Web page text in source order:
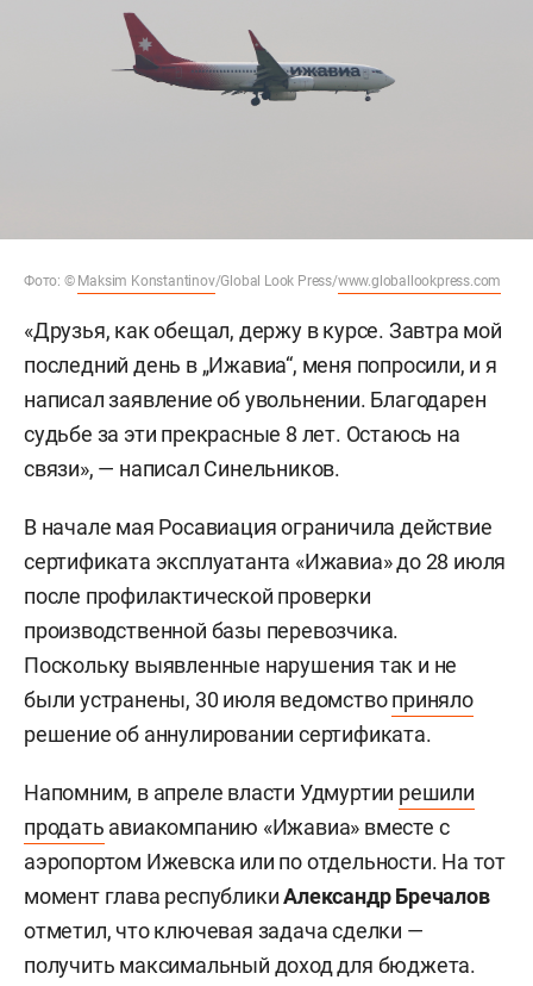
Фото: © Maksim Konstantinov/Global Look Press/www.globallookpress.com
«Друзья, как обещал, держу в курсе. Завтра мой
последний день в „Ижавиа“, меня попросили, и я
написал заявление об увольнении. Благодарен
судьбе за эти прекрасные 8 лет. Остаюсь на
связи», — написал Синельников.
В начале мая Росавиация ограничила действие
сертификата эксплуатанта «Ижавиа» до 28 июля
после профилактической проверки
производственной базы перевозчика.
Поскольку выявленные нарушения так и не
были устранены, 30 июля ведомствоприняло
решение об аннулировании сертификата.
Напомним, в апреле власти Удмуртии решили
продать авиакомпанию «Ижавиа» вместе с
аэропортом Ижевска или по отдельности. На тот
момент глава республикиАлександр Бречалов
отметил, что ключевая задача сделки —
получить максимальный доход для бюджета.